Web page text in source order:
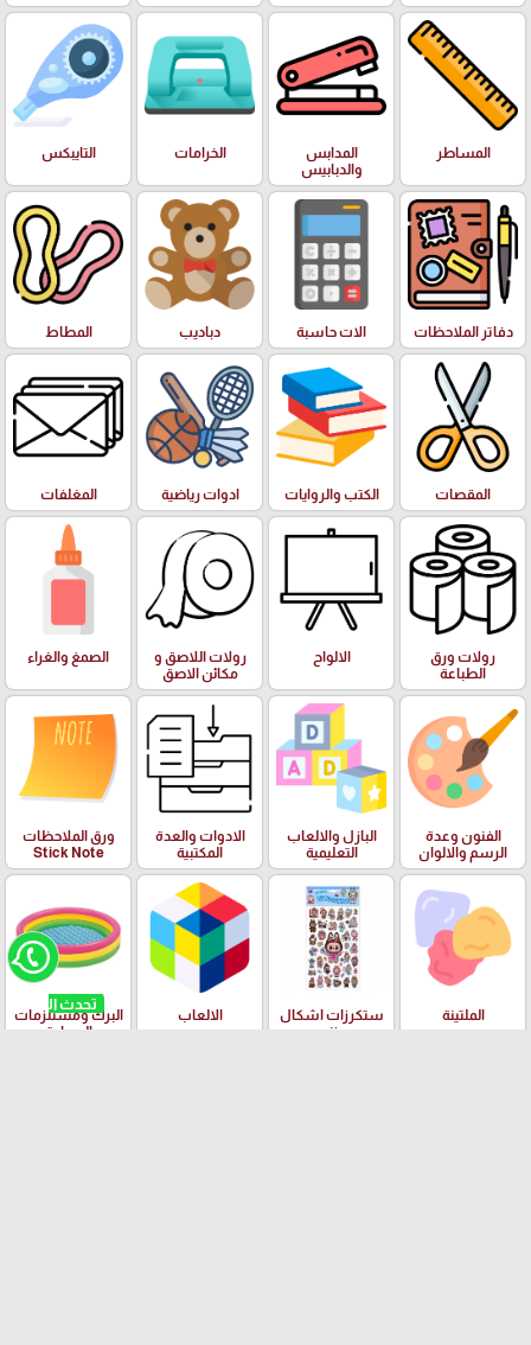
المساطر
المدابس
والدبابيس
الخرامات التايبكس
دفاتر الملاحظات الات حاسبة دباديب المطاط
المقصات الكتب والروايات ادوات رياضية المغلفات
رولات ورق
الطباعة
الالواح
رولات اللاصق و
مكائن الاصق
الصمغ والغراء
الفنون وعدة
الرسم والالوان
البازل والالعاب
التعليمية
الادوات والعدة
المكتبية
ورق الملاحظات
Stick Note
الملتينة
ستكرزات اشكال
دزني
الالعاب
البرك ومستلزمات
السباحة